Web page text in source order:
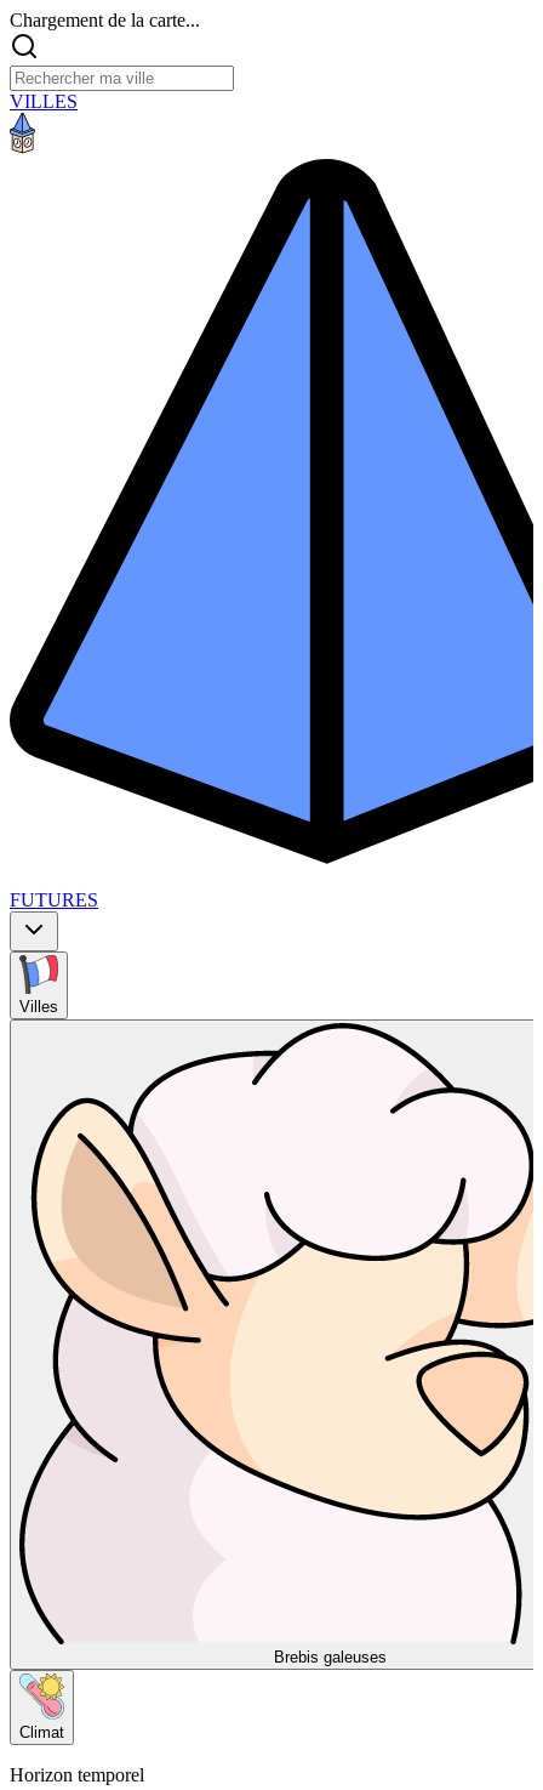
Chargement de la carte...
VILLES
FUTURES
Villes
Brebis galeuses
Climat
Horizon temporel